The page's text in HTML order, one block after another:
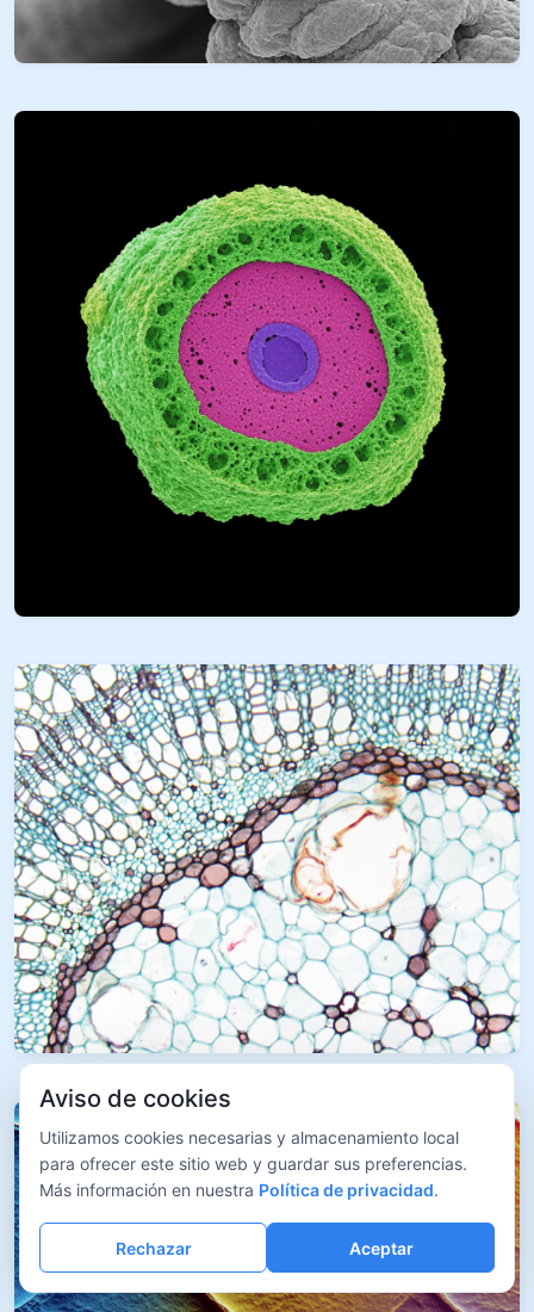
Aviso de cookies
Utilizamos cookies necesarias y almacenamiento local
para ofrecer este sitio web y guardar sus preferencias.
Más información en nuestra Política de privacidad.
Rechazar Aceptar